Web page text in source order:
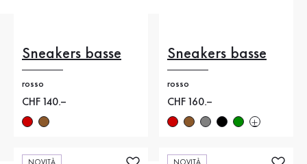
Sneakers basse
rosso
Nuovo prezzo
CHF 140.–
Sneakers basse
rosso
Nuovo prezzo
CHF 160.–